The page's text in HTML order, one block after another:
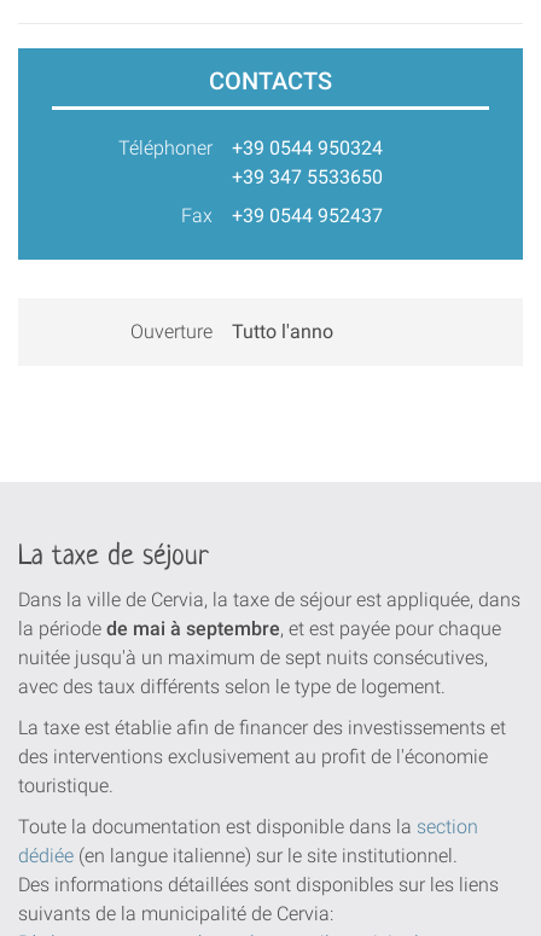
CONTACTS
Téléphoner
+39 0544 950324
+39 347 5533650
Fax
+39 0544 952437
Ouverture Tutto l'anno
La taxe de séjour
Dans la ville de Cervia, la taxe de séjour est appliquée, dans
la période de mai à septembre, et est payée pour chaque
nuitée jusqu'à un maximum de sept nuits consécutives,
avec des taux différents selon le type de logement.
La taxe est établie afin de financer des investissements et
des interventions exclusivement au profit de l'économie
touristique.
Toute la documentation est disponible dans la section
dédiée (en langue italienne) sur le site institutionnel.
Des informations détaillées sont disponibles sur les liens
suivants de la municipalité de Cervia: